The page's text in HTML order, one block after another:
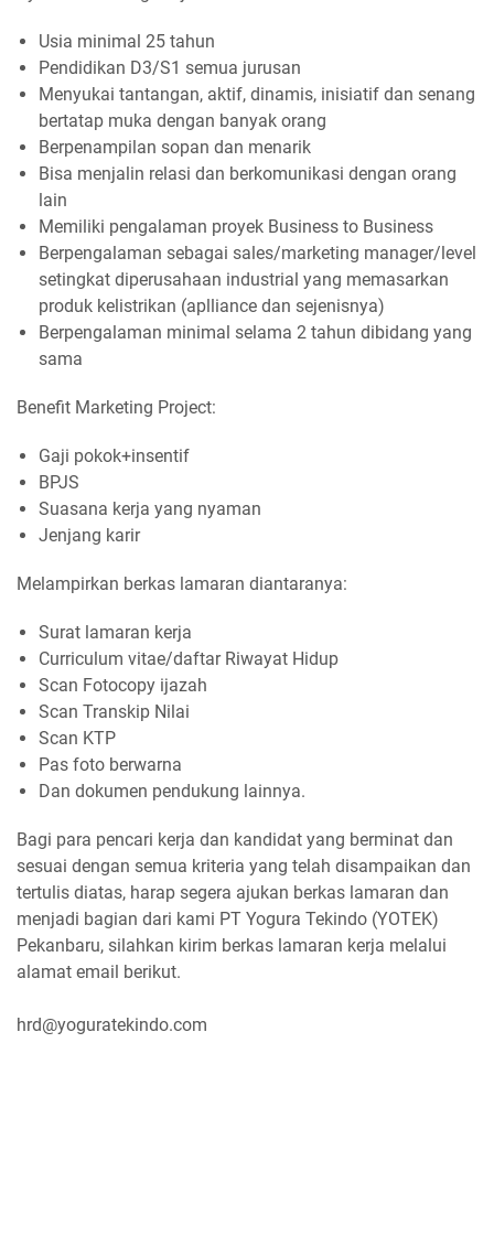
Usia minimal 25 tahun
Pendidikan D3/S1 semua jurusan
Menyukai tantangan, aktif, dinamis, inisiatif dan senang
bertatap muka dengan banyak orang
Berpenampilan sopan dan menarik
Bisa menjalin relasi dan berkomunikasi dengan orang
lain
Memiliki pengalaman proyek Business to Business
Berpengalaman sebagai sales/marketing manager/level
setingkat diperusahaan industrial yang memasarkan
produk kelistrikan (aplliance dan sejenisnya)
Berpengalaman minimal selama 2 tahun dibidang yang
sama
Benefit Marketing Project:
Gaji pokok+insentif
BPJS
Suasana kerja yang nyaman
Jenjang karir
Melampirkan berkas lamaran diantaranya:
Surat lamaran kerja
Curriculum vitae/daftar Riwayat Hidup
Scan Fotocopy ijazah
Scan Transkip Nilai
Scan KTP
Pas foto berwarna
Dan dokumen pendukung lainnya.
Bagi para pencari kerja dan kandidat yang berminat dan
sesuai dengan semua kriteria yang telah disampaikan dan
tertulis diatas, harap segera ajukan berkas lamaran dan
menjadi bagian dari kami PT Yogura Tekindo (YOTEK)
Pekanbaru, silahkan kirim berkas lamaran kerja melalui
alamat email berikut.
hrd@yoguratekindo.com